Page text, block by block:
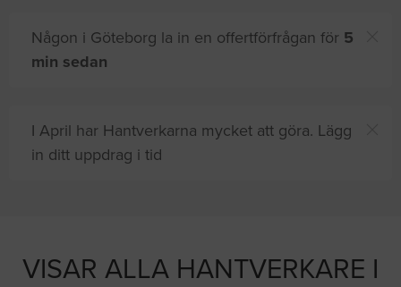
Någon i Göteborg la in en offertförfrågan för 5
min sedan
I April har Hantverkarna mycket att göra. Lägg
in ditt uppdrag i tid